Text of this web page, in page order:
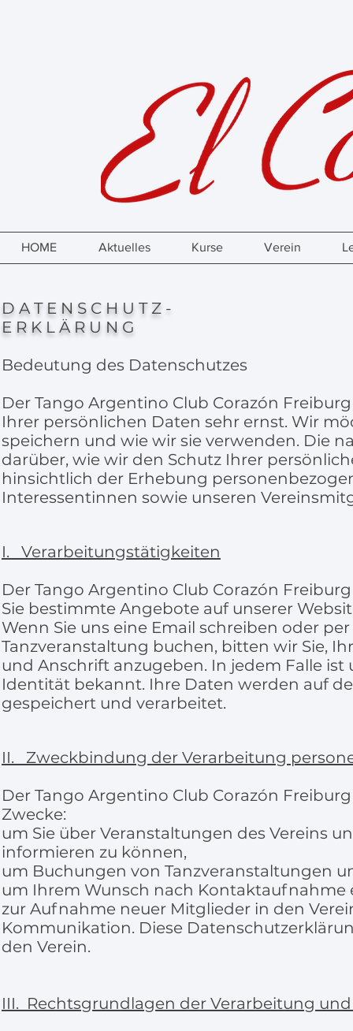
HOME Aktuelles Kurse Verein
D A T E N S C H U T Z -
E R K L Ä R U N G
Bedeutung des Datenschutzes
Der Tango Argentino Club Corazón
Ihrer persönlichen Daten sehr ernst. Wir
speichern und wie wir sie verwenden. Die
darüber, wie wir den Schutz Ihrer
hinsichtlich der Erhebung
Interessentinnen sowie unseren
I. Verarbeitungstätigkeiten
Der Tango Argentino Club Corazón
Sie bestimmte Angebote auf unserer
Wenn Sie uns eine Email schreiben oder
Tanzveranstaltung buchen, bitten wir Sie,
und Anschrift anzugeben. In jedem Falle
Identität bekannt. Ihre Daten werden auf
gespeichert und verarbeitet.
II. Zweckbindung der Verarbeitung
Der Tango Argentino Club Corazón
Zwecke:
um Sie über Veranstaltungen des Vereins
informieren zu können,
um Buchungen von Tanzveranstaltungen
um Ihrem Wunsch nach Kontaktaufnahme
zur Aufnahme neuer Mitglieder in den
Kommunikation. Diese
den Verein.
III. Rechtsgrundlagen der Verarbeitung